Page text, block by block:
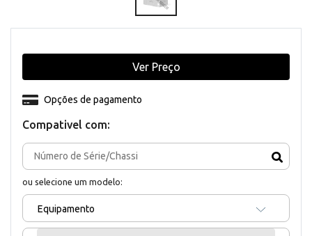
Compativel com:
ou selecione um modelo:
Equipamento
Opções de pagamento
Ver Preço